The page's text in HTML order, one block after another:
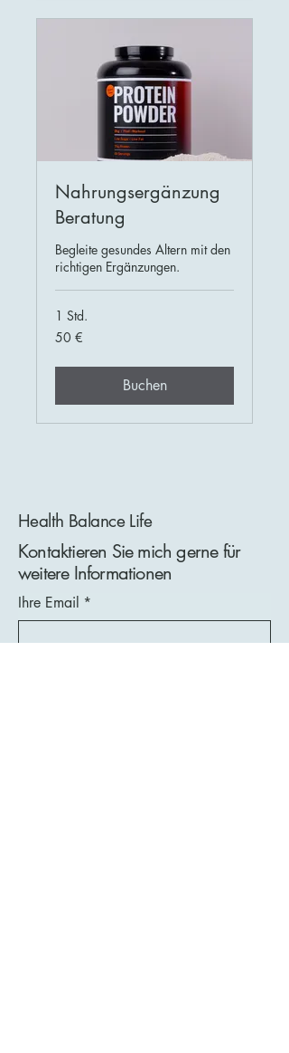
Nahrungsergänzung
Beratung
Begleite gesundes Altern mit den
richtigen Ergänzungen.
1 Std.
50
Euro
50 €
Buchen
Health Balance Life
Kontaktieren Sie mich gerne für
weitere Informationen
Ihre Email *